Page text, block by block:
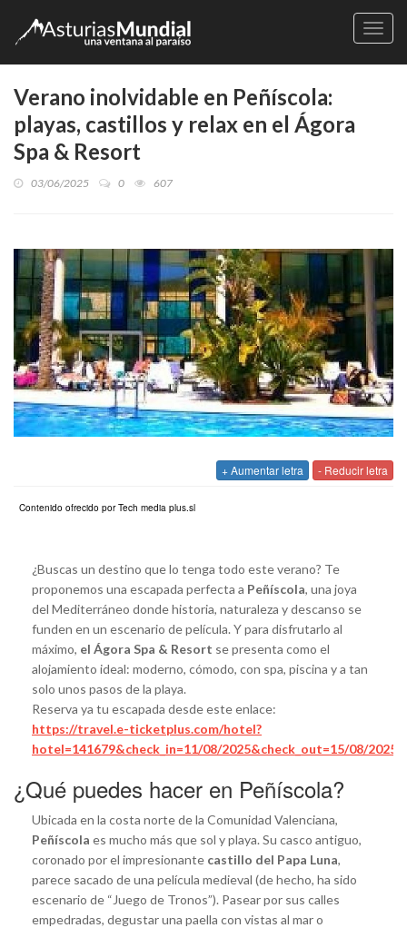
Verano inolvidable en Peñíscola:
playas, castillos y relax en el Ágora
Spa & Resort
03/06/2025 0 607
+ Aumentar letra - Reducir letra
Contenido ofrecido por Tech media plus.sl
¿Buscas un destino que lo tenga todo este verano? Te
proponemos una escapada perfecta a Peñíscola, una joya
del Mediterráneo donde historia, naturaleza y descanso se
funden en un escenario de película. Y para disfrutarlo al
máximo, el Ágora Spa & Resort se presenta como el
alojamiento ideal: moderno, cómodo, con spa, piscina y a tan
solo unos pasos de la playa.
Reserva ya tu escapada desde este enlace:
https://travel.e-ticketplus.com/hotel?
hotel=141679&check_in=11/08/2025&check_out=15/08/
¿Qué puedes hacer en Peñíscola?
Ubicada en la costa norte de la Comunidad Valenciana,
Peñíscola es mucho más que sol y playa. Su casco antiguo,
coronado por el impresionante castillo del Papa Luna,
parece sacado de una película medieval (de hecho, ha sido
escenario de “Juego de Tronos”). Pasear por sus calles
empedradas, degustar una paella con vistas al mar o